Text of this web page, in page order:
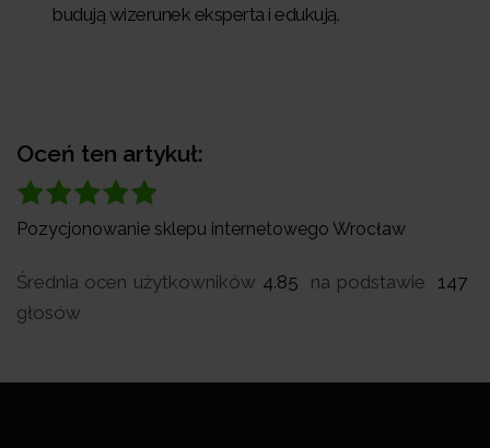
budują wizerunek eksperta i edukują.
Oceń ten artykuł:
Pozycjonowanie sklepu internetowego Wrocław
Średnia ocen użytkowników 4.85 na podstawie
147
głosów